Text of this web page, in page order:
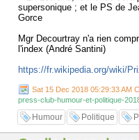
supersonique ; et le PS de
Gorce
Mgr Decourtray n'a rien
l'index (André Santini)
https://fr.wikipedia.org/wiki/
Sat 15 Dec 2018 05:29:33 AM
press-club-humour-et-politique-
Humour Politique